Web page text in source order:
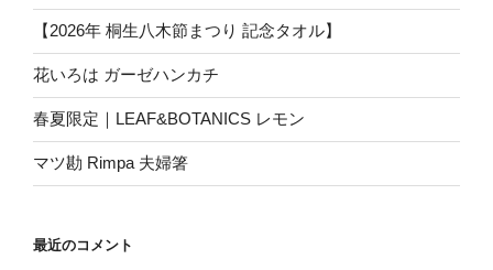
【2026年 桐生八木節まつり 記念タオル】
花いろは ガーゼハンカチ
春夏限定｜LEAF&BOTANICS レモン
マツ勘 Rimpa 夫婦箸
最近のコメント